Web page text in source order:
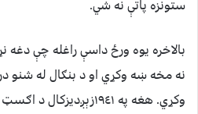
ستونزه پاتې نه شي.
بالاخره يوه ورځ داسې راغله چې دغه
نه مخه ښه وکړي او د بنګال له شنو
وکړي. هغه په